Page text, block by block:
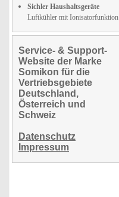
Sichler Haushaltsgeräte
Luftkühler mit Ionisatorfunktion
Service- & Support-
Website der Marke
Somikon für die
Vertriebsgebiete
Deutschland,
Österreich und
Schweiz
Datenschutz
Impressum